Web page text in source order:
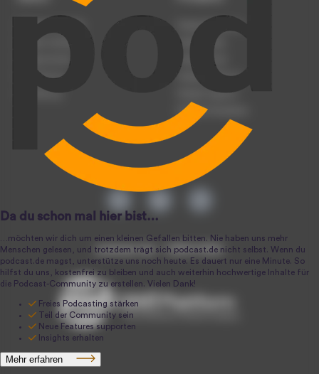
Podcast anmelden
Podcast hochladen
Podcast-Events
Registrierung
Anmeldung
Podcast-Beratung
Podcast-Jobs
Podcast-Push
Podcast-Werbung
Podcast-Agentur
Podcast-Produktion
podcast.de ~ 2004-2026